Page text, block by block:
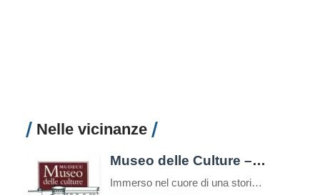
Nelle vicinanze
Museo delle Culture – Villa Garibaldi
Immerso nel cuore di una storica dimora, il Museo delle Culture – Villa Garibaldi rappresenta uno dei poli culturali più interessanti e dinamici del territorio. Situato all’interno di Villa Garibaldi a Riofreddo, splendida residenza ottocentesca circondata da un parco secolare, il museo è un punto di riferimento per chi desidera esplorare la ricchezza delle culture […]